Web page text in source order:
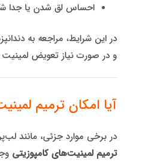
احساس لق شدن یا جدا
در این شرایط، مراجعه به
و در صورت نیاز تعویض
آیا امکان ترمیم
در برخی موارد جزئی، مانند
ترمیم لمینیت‌های کامپوزیتی